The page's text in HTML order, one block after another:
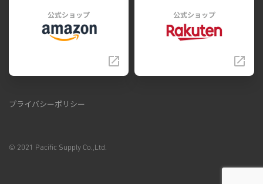
公式ショップ 公式ショップ
プライバシーポリシー
© 2021 Pacific Supply Co.,Ltd.